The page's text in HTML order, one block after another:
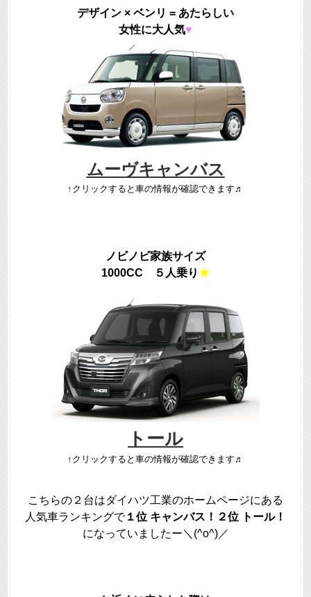
デザイン × ベンリ = あたらしい
女性に大人気♥
ムーヴキャンバス
↑クリックすると車の情報が確認できます♬
ノビノビ家族サイズ
1000CC ５人乗り★
トール
↑クリックすると車の情報が確認できます♬
こちらの２台はダイハツ工業のホームページにある
人気車ランキングで１位 キャンバス！２位 トール！
になっていましたー＼(^o^)／